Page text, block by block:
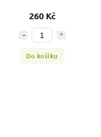
260 Kč
Do košíku